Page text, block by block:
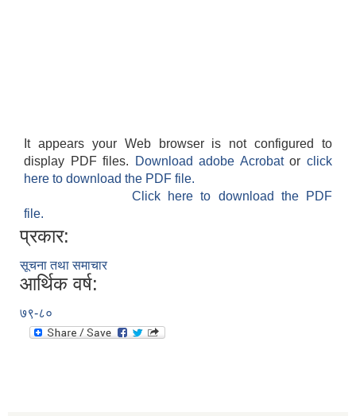
It appears your Web browser is not configured to
display PDF files.
Download adobe Acrobatorclick
here to download the PDF file.
Click here to download the PDF
file.
प्रकार:
सूचना तथा समाचार
आर्थिक वर्ष:
७९-८०